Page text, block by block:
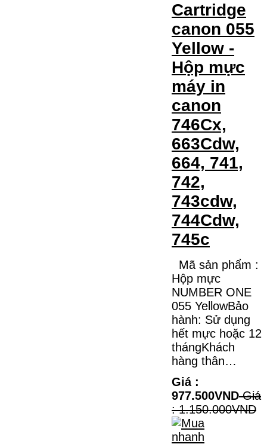
Cartridge
canon 055
Yellow -
Hộp mực
máy in
canon
746Cx,
663Cdw,
664, 741,
742,
743cdw,
744Cdw,
745c
Mã sản phẩm :
Hộp mực
NUMBER ONE
055 YellowBảo
hành: Sử dụng
hết mực hoặc 12
thángKhách
hàng thân…
Giá :
977.500VNDGiá
: 1.150.000VND